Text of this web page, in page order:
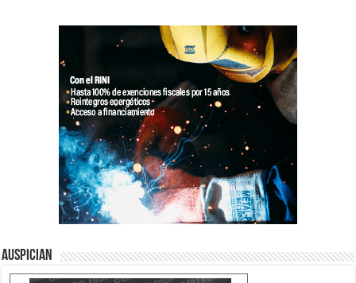
Auspician